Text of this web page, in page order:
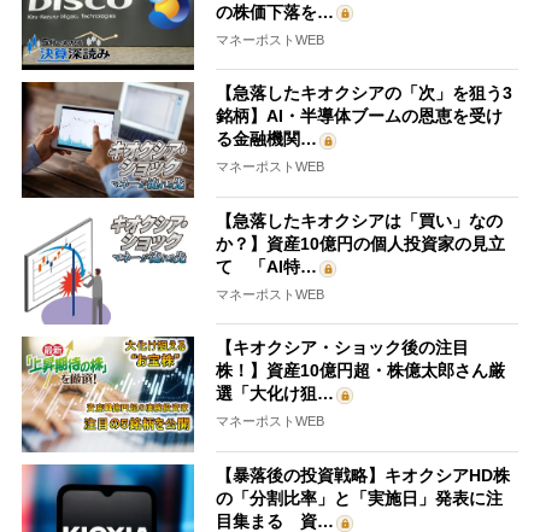
の株価下落を…
マネーポストWEB
【急落したキオクシアの「次」を狙う3
銘柄】AI・半導体ブームの恩恵を受け
る金融機関…
マネーポストWEB
【急落したキオクシアは「買い」なの
か？】資産10億円の個人投資家の見立
て 「AI特…
マネーポストWEB
【キオクシア・ショック後の注目
株！】資産10億円超・株億太郎さん厳
選「大化け狙…
マネーポストWEB
【暴落後の投資戦略】キオクシアHD株
の「分割比率」と「実施日」発表に注
目集まる 資…